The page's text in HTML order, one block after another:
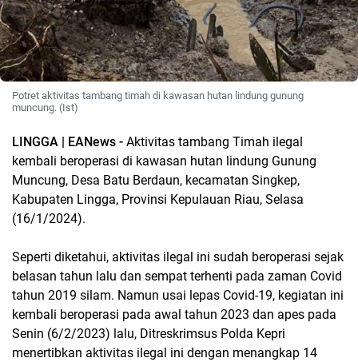
Potret aktivitas tambang timah di kawasan hutan lindung gunung
muncung. (Ist)
LINGGA | EANews - Aktivitas tambang Timah ilegal
kembali beroperasi di kawasan hutan lindung Gunung
Muncung, Desa Batu Berdaun, kecamatan Singkep,
Kabupaten Lingga, Provinsi Kepulauan Riau, Selasa
(16/1/2024).
Seperti diketahui, aktivitas ilegal ini sudah beroperasi sejak
belasan tahun lalu dan sempat terhenti pada zaman Covid
tahun 2019 silam. Namun usai lepas Covid-19, kegiatan ini
kembali beroperasi pada awal tahun 2023 dan apes pada
Senin (6/2/2023) lalu, Ditreskrimsus Polda Kepri
menertibkan aktivitas ilegal ini dengan menangkap 14